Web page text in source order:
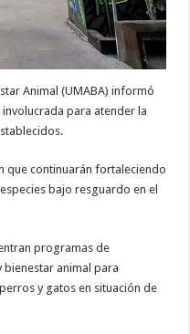
Animal (UMABA) informó
para atender la
que continuarán fortaleciendo
bajo resguardo en el
programas de
animal para
y gatos en situación de